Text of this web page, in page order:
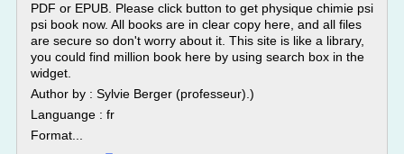
PDF or EPUB. Please click button to get physique chimie psi
psi book now. All books are in clear copy here, and all files
are secure so don't worry about it. This site is like a library,
you could find million book here by using search box in the
widget.
Author by : Sylvie Berger (professeur).)
Languange : fr
Format...